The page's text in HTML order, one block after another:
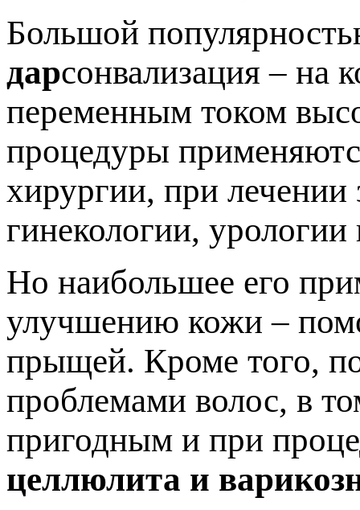
Большой
дарсонвализация – на
переменным током
процедуры
хирургии, при лечении
гинекологии, урологии
Но наибольшее его
улучшению кожи –
прыщей. Кроме того,
проблемами волос, в
пригодным и при
целлюлита и